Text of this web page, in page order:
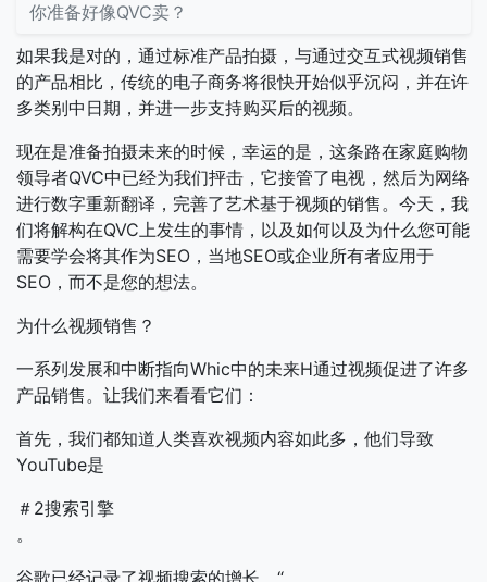
你准备好像QVC卖？
如果我是对的，通过标准产品拍摄，与通过交互式视频销售
的产品相比，传统的电子商务将很快开始似乎沉闷，并在许
多类别中日期，并进一步支持购买后的视频。
现在是准备拍摄未来的时候，幸运的是，这条路在家庭购物
领导者QVC中已经为我们抨击，它接管了电视，然后为网络
进行数字重新翻译，完善了艺术基于视频的销售。今天，我
们将解构在QVC上发生的事情，以及如何以及为什么您可能
需要学会将其作为SEO，当地SEO或企业所有者应用于
SEO，而不是您的想法。
为什么视频销售？
一系列发展和中断指向Whic中的未来H通过视频促进了许多
产品销售。让我们来看看它们：
首先，我们都知道人类喜欢视频内容如此多，他们导致
YouTube是
＃2搜索引擎
。
谷歌已经记录了视频搜索的增长，“